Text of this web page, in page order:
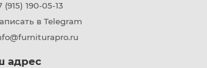
(915) 190-05-13
в Telegram
адрес